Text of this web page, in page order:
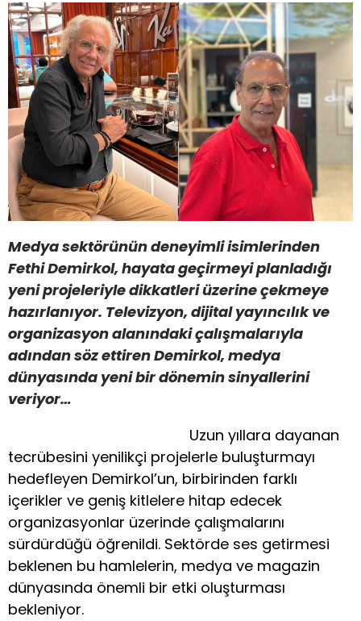
Medya sektörünün deneyimli isimlerinden
Fethi Demirkol, hayata geçirmeyi planladığı
yeni projeleriyle dikkatleri üzerine çekmeye
hazırlanıyor. Televizyon, dijital yayıncılık ve
organizasyon alanındaki çalışmalarıyla
adından söz ettiren Demirkol, medya
dünyasında yeni bir dönemin sinyallerini
veriyor…
Uzun yıllara dayanan
tecrübesini yenilikçi projelerle buluşturmayı
hedefleyen Demirkol’un, birbirinden farklı
içerikler ve geniş kitlelere hitap edecek
organizasyonlar üzerinde çalışmalarını
sürdürdüğü öğrenildi. Sektörde ses getirmesi
beklenen bu hamlelerin, medya ve magazin
dünyasında önemli bir etki oluşturması
bekleniyor.